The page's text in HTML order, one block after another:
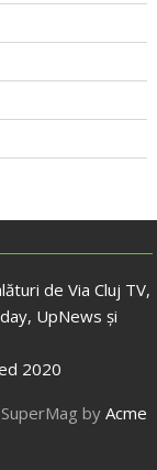
de Via Cluj TV,
UpNews și
2020
by Acme